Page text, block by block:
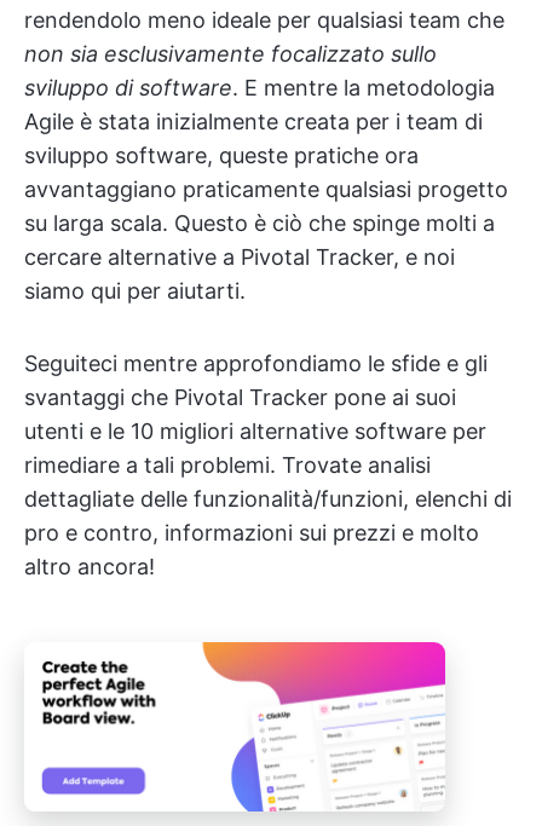
rendendolo meno ideale per qualsiasi team che
non sia esclusivamente focalizzato sullo
sviluppo di software. E mentre la metodologia
Agile è stata inizialmente creata per i team di
sviluppo software, queste pratiche ora
avvantaggiano praticamente qualsiasi progetto
su larga scala. Questo è ciò che spinge molti a
cercare alternative a Pivotal Tracker, e noi
siamo qui per aiutarti.
Seguiteci mentre approfondiamo le sfide e gli
svantaggi che Pivotal Tracker pone ai suoi
utenti e le 10 migliori alternative software per
rimediare a tali problemi. Trovate analisi
dettagliate delle funzionalità/funzioni, elenchi di
pro e contro, informazioni sui prezzi e molto
altro ancora!